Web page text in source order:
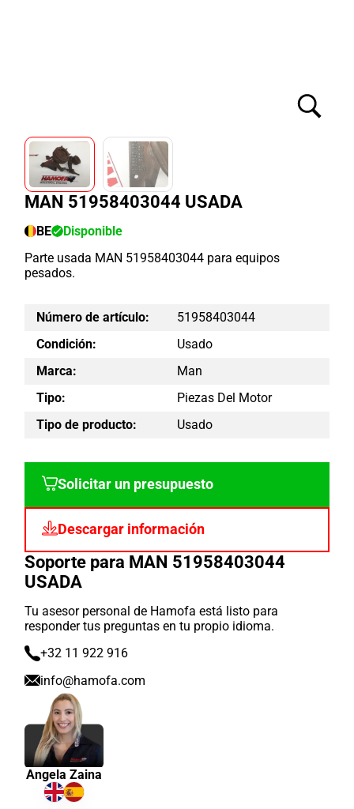
MAN 51958403044 USADA
BE
Disponible
Parte usada MAN 51958403044 para equipos
pesados.
Número de artículo:
51958403044
Condición:
Usado
Marca:
Man
Tipo:
Piezas Del Motor
Tipo de producto:
Usado
Solicitar un presupuesto
Descargar información
Soporte para MAN 51958403044
USADA
Tu asesor personal de Hamofa está listo para
responder tus preguntas en tu propio idioma.
+32 11 922 916
info@hamofa.com
Angela Zaina